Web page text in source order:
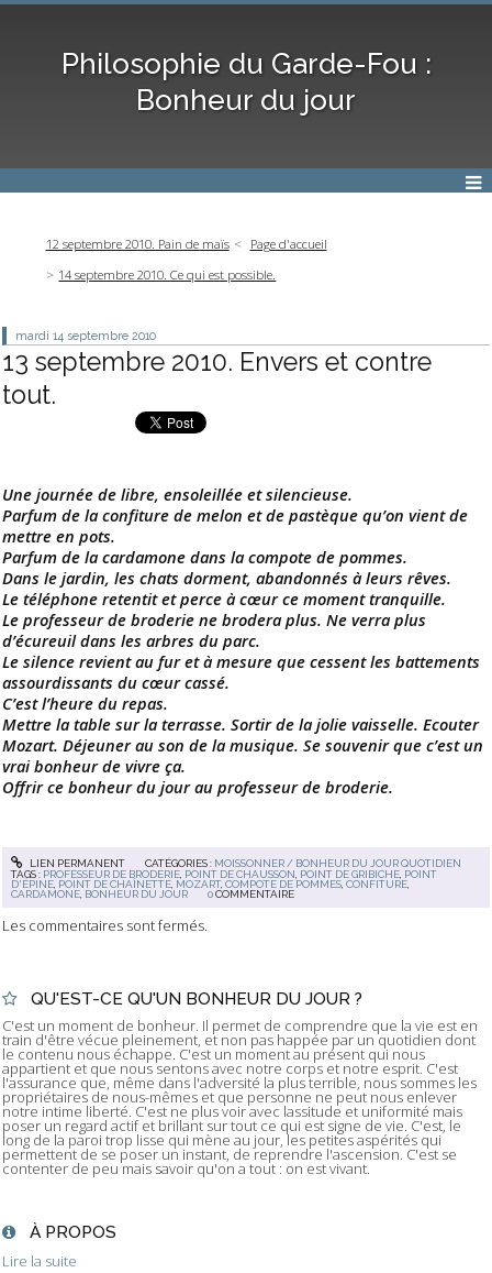
Philosophie du Garde-Fou :
Bonheur du jour
12 septembre 2010. Pain de maïs
Page d'accueil
14 septembre 2010. Ce qui est possible.
mardi 14 septembre 2010
13 septembre 2010. Envers et contre
tout.
Une journée de libre, ensoleillée et silencieuse.
Parfum de la confiture de melon et de pastèque qu’on vient de
mettre en pots.
Parfum de la cardamone dans la compote de pommes.
Dans le jardin, les chats dorment, abandonnés à leurs rêves.
Le téléphone retentit et perce à cœur ce moment tranquille.
Le professeur de broderie ne brodera plus. Ne verra plus
d’écureuil dans les arbres du parc.
Le silence revient au fur et à mesure que cessent les battements
assourdissants du cœur cassé.
C’est l’heure du repas.
Mettre la table sur la terrasse. Sortir de la jolie vaisselle. Ecouter
Mozart. Déjeuner au son de la musique. Se souvenir que c’est un
vrai bonheur de vivre ça.
Offrir ce bonheur du jour au professeur de broderie.
LIEN PERMANENT CATÉGORIES : MOISSONNER / BONHEUR DU JOUR QUOTIDIEN
TAGS : PROFESSEUR DE BRODERIE POINT DE CHAUSSON POINT DE GRIBICHE POINT
D'ÉPINE POINT DE CHAÎNETTE MOZART,COMPOTE DE POMMES ,CONFITURE
CARDAMONE BONHEUR DU JOUR 0 COMMENTAIRE
Les commentaires sont fermés.
QU'EST-CE QU'UN BONHEUR DU JOUR ?
C'est un moment de bonheur. Il permet de comprendre que la vie est en
train d'être vécue pleinement, et non pas happée par un quotidien dont
le contenu nous échappe. C'est un moment au présent qui nous
appartient et que nous sentons avec notre corps et notre esprit. C'est
l'assurance que, même dans l'adversité la plus terrible, nous sommes les
propriétaires de nous-mêmes et que personne ne peut nous enlever
notre intime liberté. C'est ne plus voir avec lassitude et uniformité mais
poser un regard actif et brillant sur tout ce qui est signe de vie. C'est, le
long de la paroi trop lisse qui mène au jour, les petites aspérités qui
permettent de se poser un instant, de reprendre l'ascension. C'est se
contenter de peu mais savoir qu'on a tout : on est vivant.
À PROPOS
Lire la suite